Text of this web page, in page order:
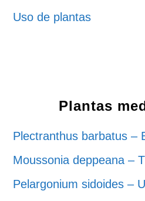
Uso de plantas
Plantas
Plectranthus barbatus –
Moussonia deppeana –
Pelargonium sidoides –